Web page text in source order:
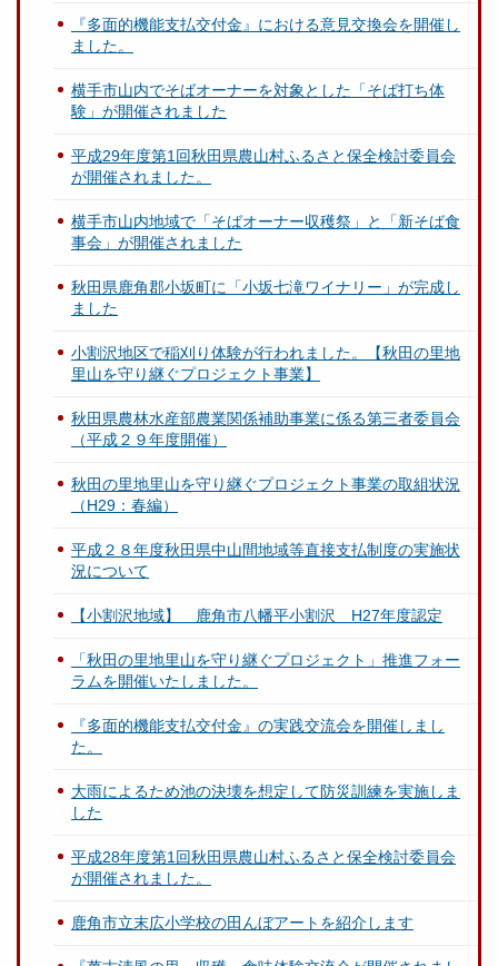
『多面的機能支払交付金』における意見交換会を開催し
ました。
横手市⼭内でそばオーナーを対象とした「そば打ち体
験」が開催されました
平成29年度第1回秋田県農山村ふるさと保全検討委員会
が開催されました。
横手市山内地域で「そばオーナー収穫祭」と「新そば食
事会」が開催されました
秋田県鹿角郡小坂町に「小坂七滝ワイナリー」が完成し
ました
小割沢地区で稲刈り体験が行われました。【秋田の里地
里山を守り継ぐプロジェクト事業】
秋田県農林水産部農業関係補助事業に係る第三者委員会
（平成２９年度開催）
秋田の里地里山を守り継ぐプロジェクト事業の取組状況
（H29：春編）
平成２８年度秋田県中山間地域等直接支払制度の実施状
況について
【小割沢地域】 鹿角市八幡平小割沢 H27年度認定
「秋田の里地里山を守り継ぐプロジェクト」推進フォー
ラムを開催いたしました。
『多面的機能支払交付金』の実践交流会を開催しまし
た。
大雨によるため池の決壊を想定して防災訓練を実施しま
した
平成28年度第1回秋田県農山村ふるさと保全検討委員会
が開催されました。
鹿角市立末広小学校の田んぼアートを紹介します